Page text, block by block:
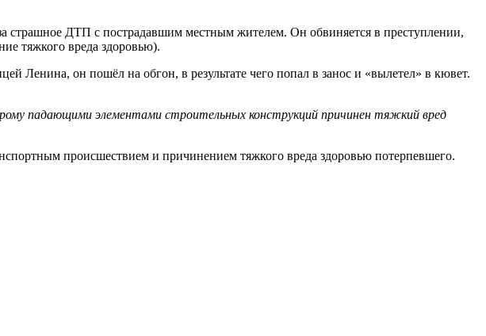
страшное ДТП с пострадавшим местным жителем. Он обвиняется в преступлении,
тяжкого вреда здоровью).
Ленина, он пошёл на обгон, в результате чего попал в занос и «вылетел» в кювет.
падающими элементами строительных конструкций причинен тяжкий вред
происшествием и причинением тяжкого вреда здоровью потерпевшего.